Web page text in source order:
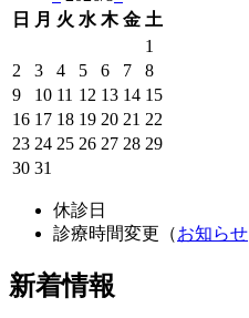
日
月 火 水 木 金 土
1
2
3 4 5 6 7
8
9
10 11 12 13 14 15
16 17 18 19 20 21 22
23 24 25 26 27 28 29
30 31
休診日
診療時間変更（お知らせ
新着情報